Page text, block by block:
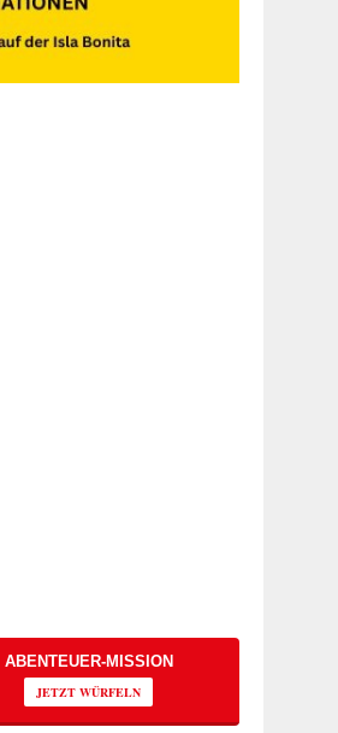
ABENTEUER-MISSION
JETZT WÜRFELN